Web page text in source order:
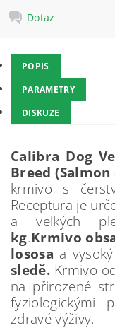
Dotaz
POPIS
PARAMETRY
DISKUZE
Calibra Dog
Breed
krmivo s
Receptura je
a velkých
kg.Krmivo
lososa a
sledě. Krmivo
na přirozené
fyziologickými
zdravé výživy.